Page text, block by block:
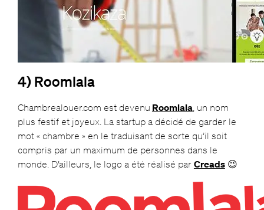
4) Roomlala
Chambrealouer.com est devenu Roomlala, un nom
plus festif et joyeux. La startup a décidé de garder le
mot « chambre » en le traduisant de sorte qu’il soit
compris par un maximum de personnes dans le
monde. D’ailleurs, le logo a été réalisé par Creads😉